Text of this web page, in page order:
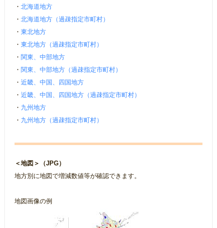
・ 北海道地方
・ 北海道地方（過疎指定市町村）
・ 東北地方
・ 東北地方（過疎指定市町村）
・ 関東、中部地方
・ 関東、中部地方（過疎指定市町村）
・ 近畿、中国、四国地方
・ 近畿、中国、四国地方（過疎指定市町村）
・ 九州地方
・ 九州地方（過疎指定市町村）
＜地図＞（JPG）
地方別に地図で増減数値等が確認できます。
地図画像の例